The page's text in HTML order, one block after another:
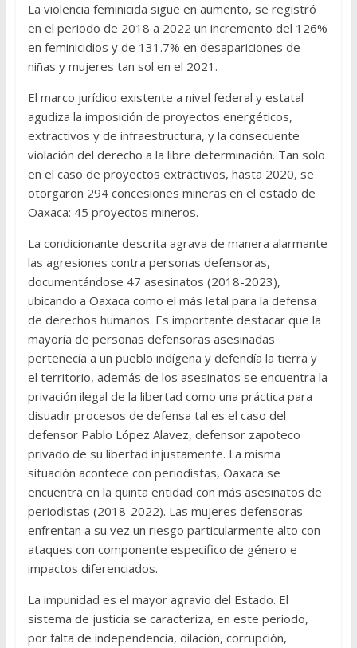
La violencia feminicida sigue en aumento, se registró
en el periodo de 2018 a 2022 un incremento del 126%
en feminicidios y de 131.7% en desapariciones de
niñas y mujeres tan sol en el 2021.
El marco jurídico existente a nivel federal y estatal
agudiza la imposición de proyectos energéticos,
extractivos y de infraestructura, y la consecuente
violación del derecho a la libre determinación. Tan solo
en el caso de proyectos extractivos, hasta 2020, se
otorgaron 294 concesiones mineras en el estado de
Oaxaca: 45 proyectos mineros.
La condicionante descrita agrava de manera alarmante
las agresiones contra personas defensoras,
documentándose 47 asesinatos (2018-2023),
ubicando a Oaxaca como el más letal para la defensa
de derechos humanos. Es importante destacar que la
mayoría de personas defensoras asesinadas
pertenecía a un pueblo indígena y defendía la tierra y
el territorio, además de los asesinatos se encuentra la
privación ilegal de la libertad como una práctica para
disuadir procesos de defensa tal es el caso del
defensor Pablo López Alavez, defensor zapoteco
privado de su libertad injustamente. La misma
situación acontece con periodistas, Oaxaca se
encuentra en la quinta entidad con más asesinatos de
periodistas (2018-2022). Las mujeres defensoras
enfrentan a su vez un riesgo particularmente alto con
ataques con componente especifico de género e
impactos diferenciados.
La impunidad es el mayor agravio del Estado. El
sistema de justicia se caracteriza, en este periodo,
por falta de independencia, dilación, corrupción,